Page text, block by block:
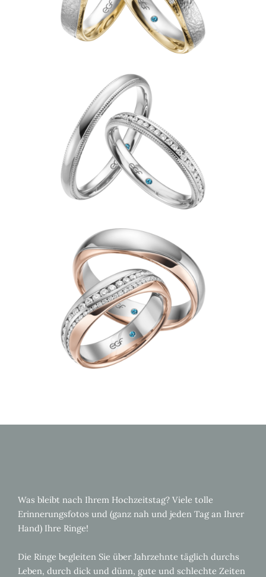
Was bleibt nach Ihrem Hochzeitstag? Viele tolle
Erinnerungsfotos und (ganz nah und jeden Tag an Ihrer
Hand) Ihre Ringe!
Die Ringe begleiten Sie über Jahrzehnte täglich durchs
Leben, durch dick und dünn, gute und schlechte Zeiten